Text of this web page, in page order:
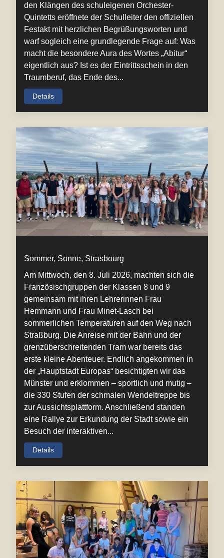
den Klängen des schuleigenen Orchester-
Quintetts eröffnete der Schulleiter den offiziellen
Festakt mit herzlichen Begrüßungsworten und
warf sogleich eine grundlegende Frage auf: Was
macht die besondere Aura des Wortes „Abitur“
eigentlich aus? Ist es der Eintrittsschein in den
Traumberuf, das Ende des...
Details
Sommer, Sonne, Strasbourg
Am Mittwoch, den 8. Juli 2026, machten sich die
Französischgruppen der Klassen 8 und 9
gemeinsam mit ihren Lehrerinnen Frau
Hemmann und Frau Minet-Lasch bei
sommerlichen Temperaturen auf den Weg nach
Straßburg. Die Anreise mit der Bahn und der
grenzüberschreitenden Tram war bereits das
erste kleine Abenteuer. Endlich angekommen in
der „Hauptstadt Europas“ besichtigten wir das
Münster und erklommen – sportlich und mutig –
die 330 Stufen der schmalen Wendeltreppe bis
zur Aussichtsplattform. Anschließend standen
eine Rallye zur Erkundung der Stadt sowie ein
Besuch der interaktiven...
Details